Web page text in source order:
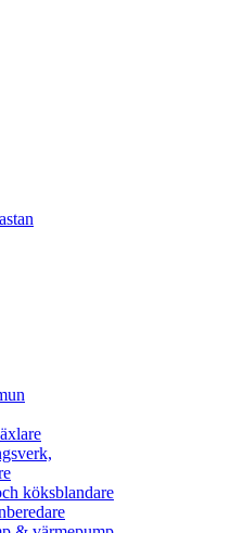
köksblandare